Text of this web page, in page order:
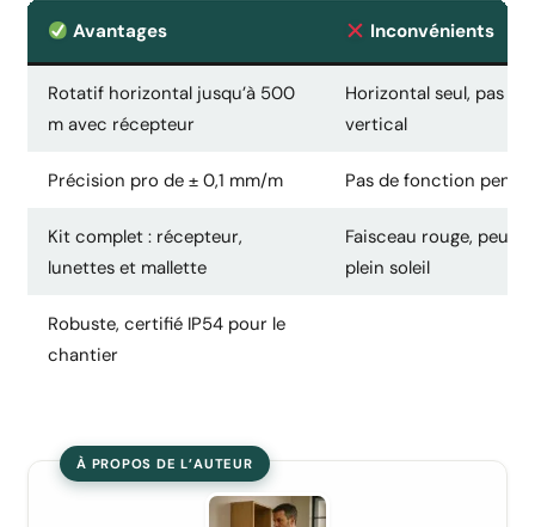
Avantages Inconvénients
Rotatif horizontal jusqu’à 500
m avec récepteur
Horizontal seul, pas de
vertical
Précision pro de ± 0,1 mm/m Pas de fonction pente
Kit complet : récepteur,
lunettes et mallette
Faisceau rouge, peu
plein soleil
Robuste, certifié IP54 pour le
chantier
À PROPOS DE L’AUTEUR